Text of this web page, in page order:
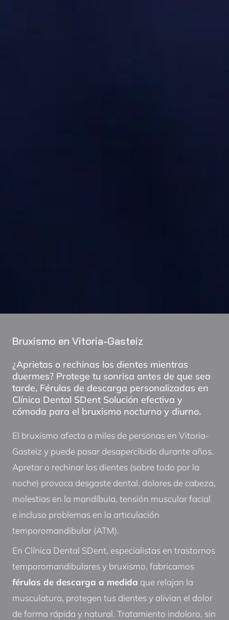
Bruxismo en Vitoria-Gasteiz
¿Aprietas o rechinas los dientes mientras
duermes? Protege tu sonrisa antes de que sea
tarde, Férulas de descarga personalizadas en
Clínica Dental SDent Solución efectiva y
cómoda para el bruxismo nocturno y diurno.
El bruxismo afecta a miles de personas en Vitoria-
Gasteiz y puede pasar desapercibido durante años.
Apretar o rechinar los dientes (sobre todo por la
noche) provoca desgaste dental, dolores de cabeza,
molestias en la mandíbula, tensión muscular facial
e incluso problemas en la articulación
temporomandibular (ATM).
En Clínica Dental SDent, especialistas en trastornos
temporomandibulares y bruxismo, fabricamos
férulas de descarga a medida que relajan la
musculatura, protegen tus dientes y alivian el dolor
de forma rápida y natural. Tratamiento indoloro, sin